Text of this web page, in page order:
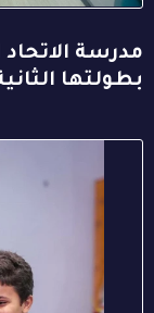
مدرسة الاتحاد
بطولتها